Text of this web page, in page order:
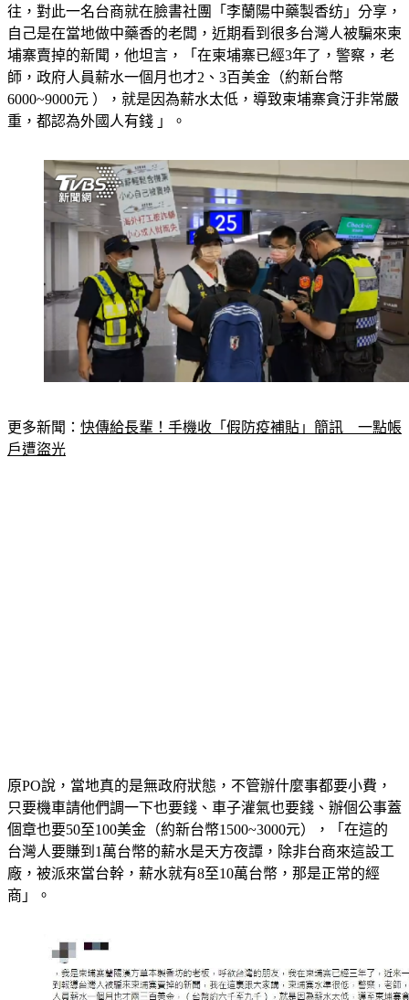
往，對此一名台商就在臉書社團「李蘭陽中藥製香纺」分享，
自己是在當地做中藥香的老闆，近期看到很多台灣人被騙來柬
埔寨賣掉的新聞，他坦言，「在柬埔寨已經3年了，警察，老
師，政府人員薪水一個月也才2、3百美金（約新台幣
6000~9000元 ），就是因為薪水太低，導致柬埔寨貪汙非常嚴
重，都認為外國人有錢 」。
更多新聞： 快傳給長輩！手機收「假防疫補貼」簡訊　一點帳
戶遭盜光
原PO說，當地真的是無政府狀態，不管辦什麼事都要小費，
只要機車請他們調一下也要錢、車子灌氣也要錢、辦個公事蓋
個章也要50至100美金（約新台幣1500~3000元），「在這的
台灣人要賺到1萬台幣的薪水是天方夜譚，除非台商來這設工
廠，被派來當台幹，薪水就有8至10萬台幣，那是正常的經
商」。